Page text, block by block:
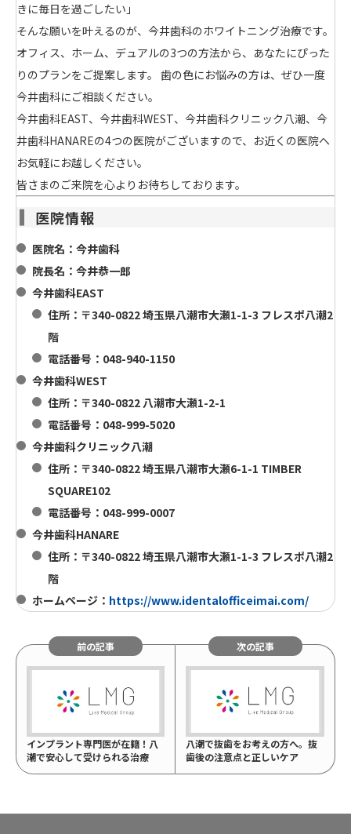
きに毎日を過ごしたい」
そんな願いを叶えるのが、今井歯科のホワイトニング治療です。
オフィス、ホーム、デュアルの3つの方法から、あなたにぴった
りのプランをご提案します。 歯の色にお悩みの方は、ぜひ一度
今井歯科にご相談ください。
今井歯科EAST、今井歯科WEST、今井歯科クリニック八潮、今
井歯科HANAREの4つの医院がございますので、お近くの医院へ
お気軽にお越しください。
皆さまのご来院を心よりお待ちしております。
医院情報
医院名：今井歯科
院長名：今井恭一郎
今井歯科EAST
住所：〒340-0822 埼玉県八潮市大瀬1-1-3 フレスポ八潮2
階
電話番号：048-940-1150
今井歯科WEST
住所：〒340-0822 八潮市大瀬1-2-1
電話番号：048-999-5020
今井歯科クリニック八潮
住所：〒340-0822 埼玉県八潮市大瀬6-1-1 TIMBER
SQUARE102
電話番号：048-999-0007
今井歯科HANARE
住所：〒340-0822 埼玉県八潮市大瀬1-1-3 フレスポ八潮2
階
ホームページ ： https://www.identalofficeimai.com/
前の記事
インプラント専門医が在籍！八
潮で安心して受けられる治療
次の記事
八潮で抜歯をお考えの方へ。抜
歯後の注意点と正しいケア